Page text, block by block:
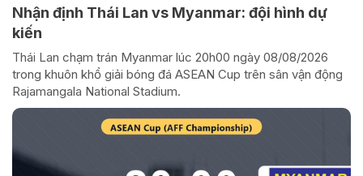
Nhận định Thái Lan vs Myanmar: đội hình dự
kiến
Thái Lan chạm trán Myanmar lúc 20h00 ngày 08/08/2026
trong khuôn khổ giải bóng đá ASEAN Cup trên sân vận động
Rajamangala National Stadium.